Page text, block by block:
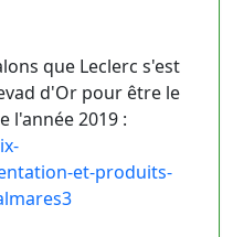
que Leclerc s'est
d'Or pour être le
l'année 2019 :
et-produits-